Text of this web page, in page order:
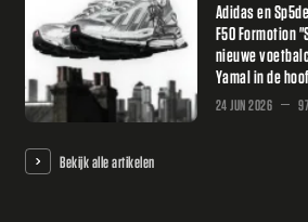
Adidas en
F50 Formotion
nieuwe
Yamal in de
24 JUN 2026
Bekijk alle artikelen